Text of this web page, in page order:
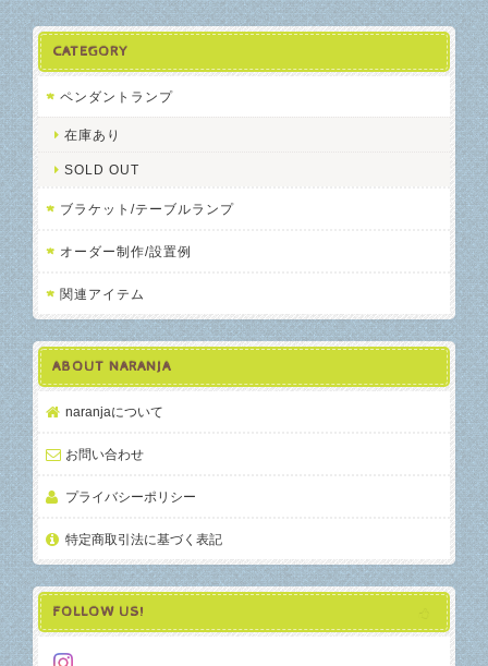
CATEGORY
ペンダントランプ
在庫あり
SOLD OUT
ブラケット/テーブルランプ
オーダー制作/設置例
関連アイテム
ABOUT NARANJA
naranjaについて
お問い合わせ
プライバシーポリシー
特定商取引法に基づく表記
FOLLOW US!